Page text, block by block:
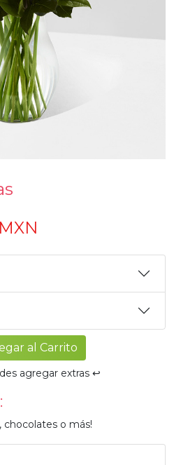
al Carrito
agregar extras ↩️
o más!